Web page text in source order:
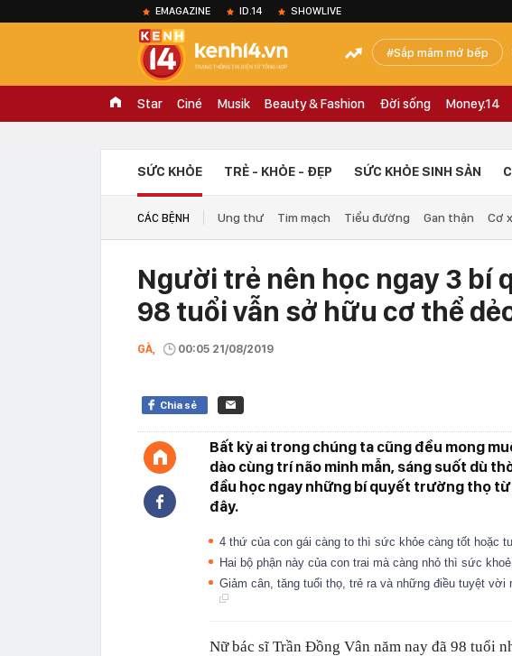
EMAGAZINE ID.14 SHOWLIVE
Sắp mâm mở bếp
Star Ciné Musik Beauty & Fashion Đời sống Money.14
SỨC KHỎE TRẺ - KHỎE - ĐẸP SỨC KHỎE SINH SẢN
CÁC BỆNH Ung thư Tim mạch Tiểu đường Gan thận Cơ
Người trẻ nên học ngay 3 bí
98 tuổi vẫn sở hữu cơ thể
GÀ, 00:05 21/08/2019
Chia sẻ
Bất kỳ ai trong chúng ta cũng đều mong
dào cùng trí não minh mẫn, sáng suốt dù
đầu học ngay những bí quyết trường thọ
đây.
4 thứ của con gái càng to thì sức khỏe càng tốt hoặc
Hai bộ phận này của con trai mà càng nhỏ thì sức
Giảm cân, tăng tuổi thọ, trẻ ra và những điều tuyệt
Nữ bác sĩ Trần Đồng Vân năm nay đã 98 tuổi